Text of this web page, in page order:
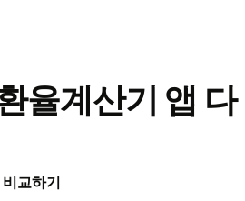
율계산기 앱 다
교하기